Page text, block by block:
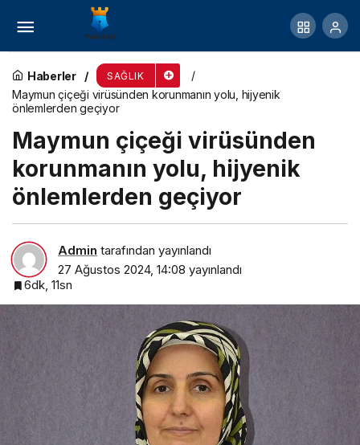
Haberler SAĞLIK
Maymun çiçeği virüsünden korunmanın yolu, hijyenik
önlemlerden geçiyor
Maymun çiçeği virüsünden
korunmanın yolu, hijyenik
önlemlerden geçiyor
Admin tarafından yayınlandı
27 Ağustos 2024, 14:08 yayınlandı
6dk, 11sn
Kulağa sık su kaçması enfeksiyona neden olabilir